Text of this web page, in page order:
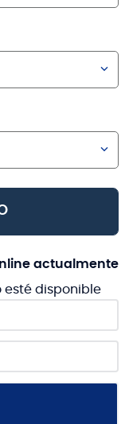
actualmente
esté disponible